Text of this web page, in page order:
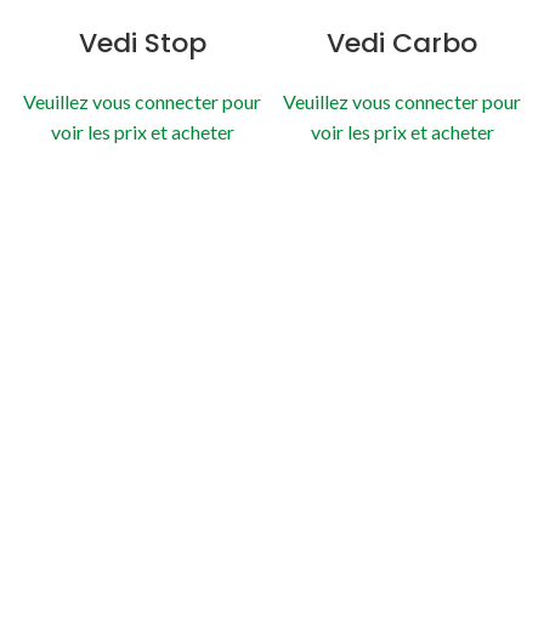
Vedi Stop
Veuillez vous connecter pour
voir les prix et acheter
Vedi Carbo
Veuillez vous connecter pour
voir les prix et acheter